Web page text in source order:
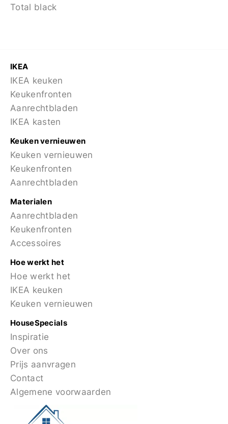
Total black
IKEA
IKEA keuken
Keukenfronten
Aanrechtbladen
IKEA kasten
Keuken vernieuwen
Keuken vernieuwen
Keukenfronten
Aanrechtbladen
Materialen
Aanrechtbladen
Keukenfronten
Accessoires
Hoe werkt het
Hoe werkt het
IKEA keuken
Keuken vernieuwen
HouseSpecials
Inspiratie
Over ons
Prijs aanvragen
Contact
Algemene voorwaarden